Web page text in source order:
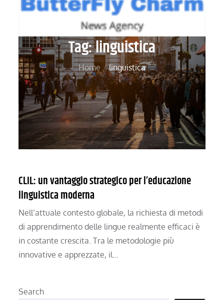
Tag:linguistica
Home linguistica
CLIL: un vantaggio strategico per l’educazione
linguistica moderna
Nell’attuale contesto globale, la richiesta di metodi
di apprendimento delle lingue realmente efficaci è
in costante crescita. Tra le metodologie più
innovative e apprezzate, il…
Search